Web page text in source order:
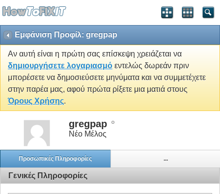
Εμφάνιση Προφίλ: gregpap
Αν αυτή είναι η πρώτη σας επίσκεψη χρειάζεται να
δημιουργήσετε λογαριασμό εντελώς δωρεάν πριν
μπορέσετε να δημοσιεύσετε μηνύματα και να συμμετέχετε
στην παρέα μας, αφού πρώτα ρίξετε μια ματιά στους
Όρους Χρήσης.
gregpap
Νέο Μέλος
Προσωπικές Πληροφορίες ...
Γενικές Πληροφορίες